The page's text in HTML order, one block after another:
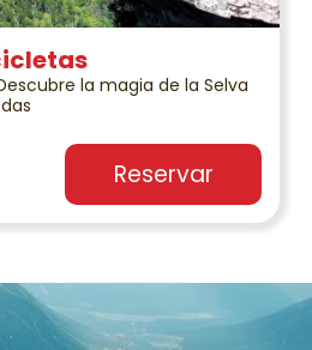
la magia de la Selva
Reservar